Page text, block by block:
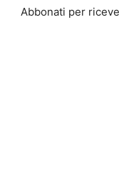
Abbonati per